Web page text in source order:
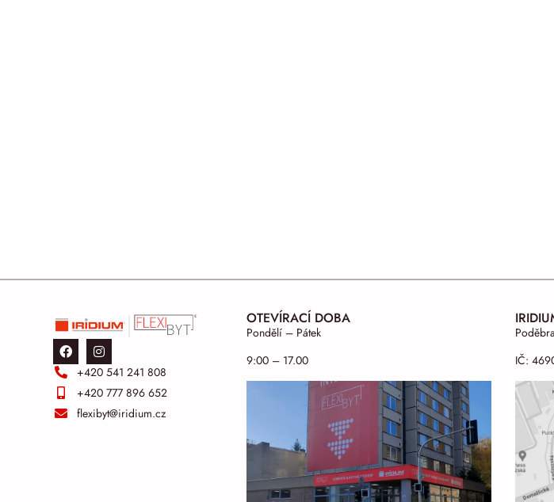
+420 541 241 808
+420 777 896 652
flexibyt@iridium.cz
OTEVÍRACÍ DOBA
Pondělí – Pátek
9:00 – 17.00
IČ: